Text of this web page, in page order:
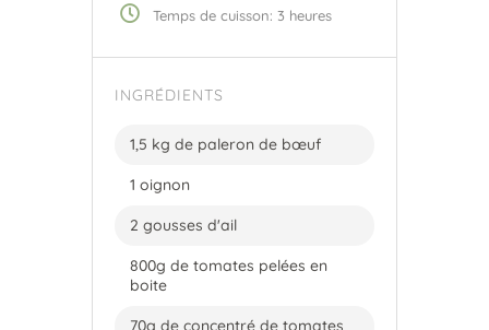
Temps de cuisson: 3 heures
INGRÉDIENTS
1,5 kg de paleron de bœuf
1 oignon
2 gousses d'ail
800g de tomates pelées en
boite
70g de concentré de tomates